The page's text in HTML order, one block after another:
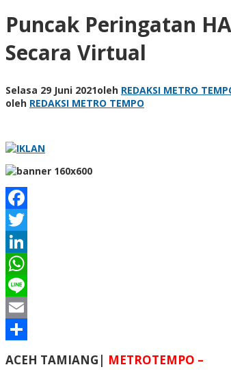
Puncak Peringatan
Secara Virtual
Selasa 29 Juni 2021oleh REDAKSI METRO
oleh REDAKSI METRO TEMPO
Facebook
Twitter
LinkedIn
WhatsApp
Line
Email
ACEH TAMIANG| METROTEMPO –